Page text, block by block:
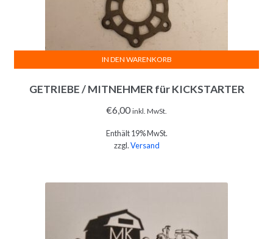
GETRIEBE / MITNEHMER für KICKSTARTER
€6,00 inkl. MwSt.
Enthält 19% MwSt.
zzgl.Versand
IN DEN WARENKORB